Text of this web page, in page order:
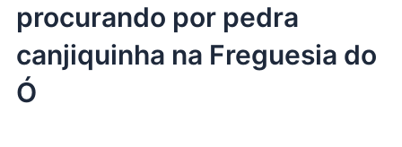
procurando por pedra
canjiquinha na Freguesia do
Ó